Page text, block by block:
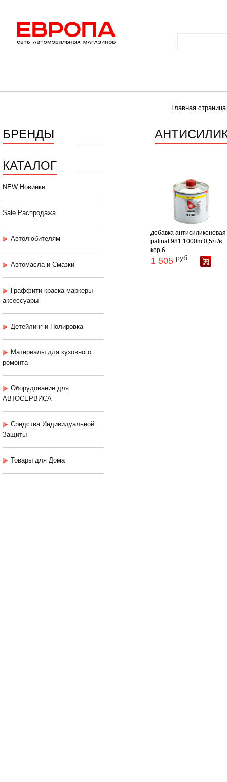
Главная страница
БРЕНДЫ
КАТАЛОГ
NEW Новинки
Sale Распродажа
Автолюбителям
Автомасла и Смазки
Граффити краска-маркеры-
аксессуары
Детейлинг и Полировка
Материалы для кузовного
ремонта
Оборудование для
АВТОСЕРВИСА
Средства Индивидуальной
Защиты
Товары для Дома
добавка антисиликоновая
palinal 981.1000m 0,5л /в
кор.6
1 505 руб